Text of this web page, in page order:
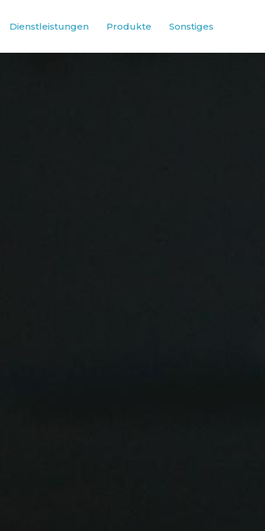
Dienstleistungen Produkte Sonstiges